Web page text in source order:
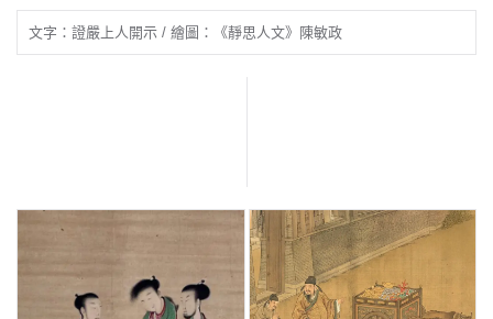
文字：證嚴上人開示 / 繪圖：《靜思人文》陳敏政